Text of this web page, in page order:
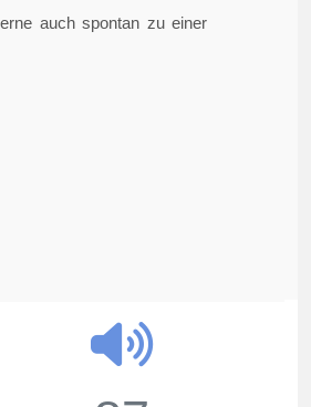
auch spontan zu einer